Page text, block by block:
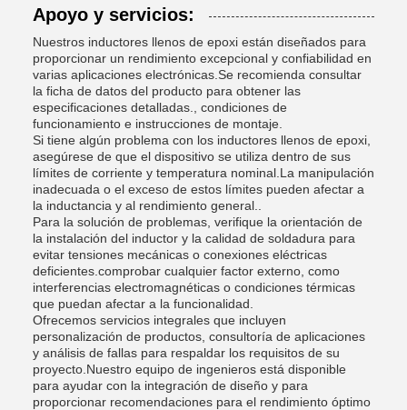
Apoyo y servicios:
Nuestros inductores llenos de epoxi están diseñados para
proporcionar un rendimiento excepcional y confiabilidad en
varias aplicaciones electrónicas.Se recomienda consultar
la ficha de datos del producto para obtener las
especificaciones detalladas., condiciones de
funcionamiento e instrucciones de montaje.
Si tiene algún problema con los inductores llenos de epoxi,
asegúrese de que el dispositivo se utiliza dentro de sus
límites de corriente y temperatura nominal.La manipulación
inadecuada o el exceso de estos límites pueden afectar a
la inductancia y al rendimiento general..
Para la solución de problemas, verifique la orientación de
la instalación del inductor y la calidad de soldadura para
evitar tensiones mecánicas o conexiones eléctricas
deficientes.comprobar cualquier factor externo, como
interferencias electromagnéticas o condiciones térmicas
que puedan afectar a la funcionalidad.
Ofrecemos servicios integrales que incluyen
personalización de productos, consultoría de aplicaciones
y análisis de fallas para respaldar los requisitos de su
proyecto.Nuestro equipo de ingenieros está disponible
para ayudar con la integración de diseño y para
proporcionar recomendaciones para el rendimiento óptimo